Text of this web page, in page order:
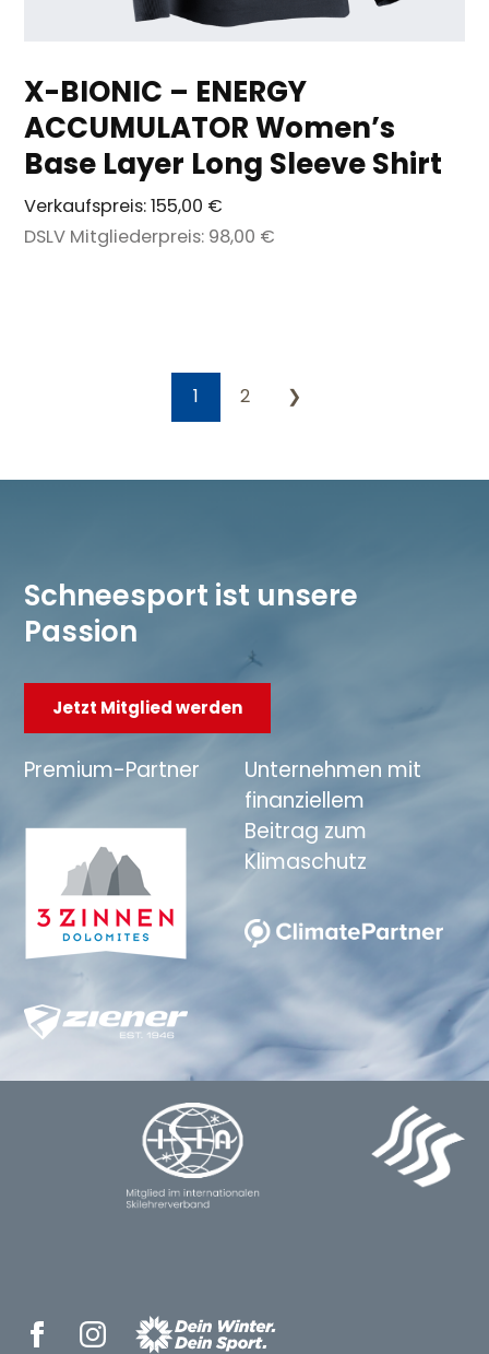
X-BIONIC – ENERGY
ACCUMULATOR Women’s
Base Layer Long Sleeve Shirt
Verkaufspreis:155,00 €
DSLV Mitgliederpreis: 98,00 €
1 2 ❯
Schneesport ist unsere
Passion
Jetzt Mitglied werden
Premium-Partner
Unternehmen mit
finanziellem
Beitrag zum
Klimaschutz